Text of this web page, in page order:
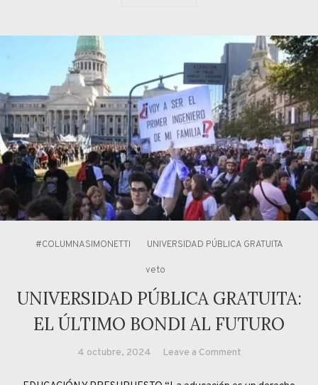
#COLUMNASIMONETTI UNIVERSIDAD PÚBLICA GRATUITA
veto
UNIVERSIDAD PÚBLICA GRATUITA:
EL ÚLTIMO BONDI AL FUTURO
4 octubre, 2024 Leave a Commenton